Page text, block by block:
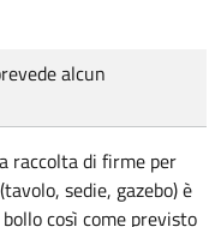
alcun
raccolta di firme per
sedie, gazebo) è
così come previsto